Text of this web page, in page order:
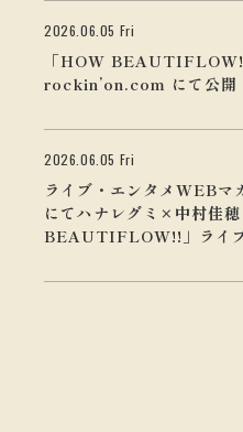
2026.06.05 Fri
「HOW
rockin’on.com にて公開
2026.06.05 Fri
ライブ・エンタメWEB
にてハナレグミ×中村佳
BEAUTIFLOW!!」ライ